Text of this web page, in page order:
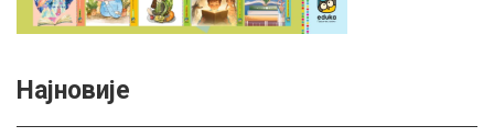
Најновије